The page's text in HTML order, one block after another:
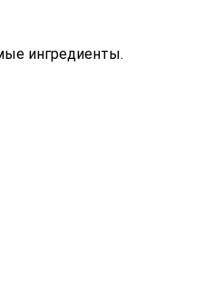
ингредиенты.